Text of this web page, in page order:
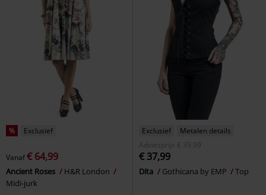
% Exclusief
Vanaf€ 64,99
Ancient Roses
H&R London
Midi-jurk
Exclusief
Metalen details
Adviesprijs
€ 39,99
€ 37,99
Dita Gothicana by EMP Top